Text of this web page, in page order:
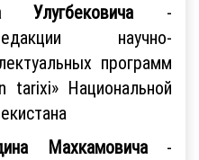
-
научно-
программ
tarixi» Национальной
Махкамовича-